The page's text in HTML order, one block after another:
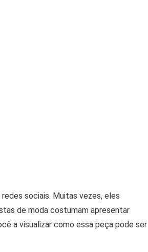
sociais. Muitas vezes, eles
de moda costumam apresentar
a visualizar como essa peça pode ser